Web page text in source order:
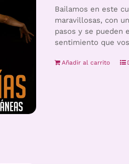
Bailamos en este
maravillosas, con
pasos y se pueden
sentimiento que
Añadir al carrito